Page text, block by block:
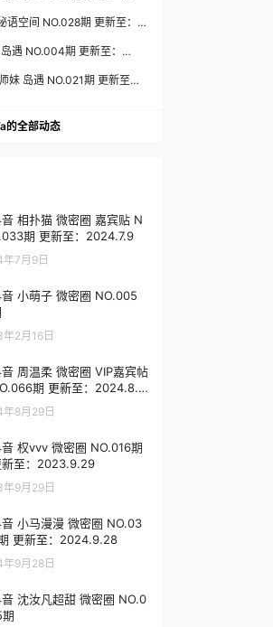
语空间 NO.028期 更新至：
遇 NO.004期 更新至：
妹 岛遇 NO.021期 更新至：
的全部动态
相扑猫 微密圈 嘉宾贴 N
期 更新至：2024.7.9
年7月9日
小萌子 微密圈 NO.005
年2月16日
周温柔 微密圈 VIP嘉宾帖
期 更新至：2024.8.2
年8月29日
权vvv 微密圈 NO.016期
新至：2023.9.29
年9月29日
小马漫漫 微密圈 NO.03
更新至：2024.9.28
年9月28日
沈汝凡超甜 微密圈 NO.0
期